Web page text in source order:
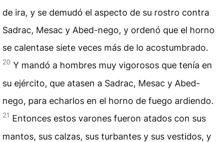
de ira, y se demudó el aspecto de su rostro contra
Sadrac, Mesac y Abed-nego, y ordenó que el horno
se calentase siete veces más de lo acostumbrado.
20 Y mandó a hombres muy vigorosos que tenía en
su ejército, que atasen a Sadrac, Mesac y Abed-
nego, para echarlos en el horno de fuego ardiendo.
21 Entonces estos varones fueron atados con sus
mantos, sus calzas, sus turbantes y sus vestidos, y